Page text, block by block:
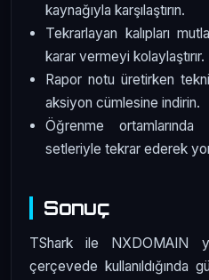
kaynağıyla karşılaştırın.
Tekrarlayan kalıpları
karar vermeyi kolaylaştırır.
Rapor notu üretirken
aksiyon cümlesine indirin.
Öğrenme
setleriyle tekrar ederek
Sonuç
TShark ile NXDOMAIN
çerçevede kullanıldığında